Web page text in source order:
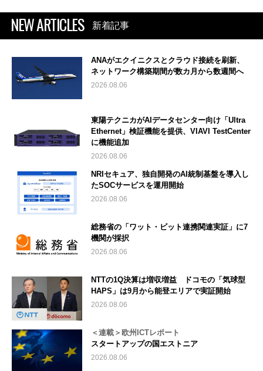
NEW ARTICLES 新着記事
ANAがエクイニクスとクラウド接続を刷新、
ネットワーク構築期間が数カ月から数週間へ
2026.08.06
東陽テクニカがAIデータセンター向け「Ultra
Ethernet」検証機能を提供、VIAVI TestCenter
に機能追加
2026.08.06
NRIセキュア、独自開発のAI統制基盤を導入し
たSOCサービスを運用開始
2026.08.06
総務省の「ワット・ビット連携関連実証」に7
機関が採択
2026.08.06
NTTの1Q決算は増収増益 ドコモの「気球型
HAPS」は9月から能登エリアで実証開始
2026.08.06
＜連載＞欧州ICTレポート
スタートアップの国エストニア
2026.08.06